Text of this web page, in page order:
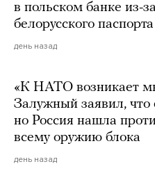
в польском банке из-
белорусского паспорта
день назад
«К НАТО возникает
Залужный заявил, что
но Россия нашла
всему оружию блока
день назад